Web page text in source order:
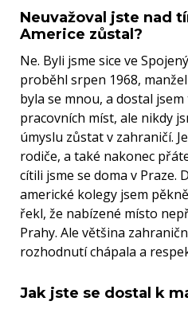
Neuvažoval jste nad
Americe zůstal?
Ne. Byli jsme sice ve
proběhl srpen 1968,
byla se mnou, a dostal
pracovních míst, ale nikdy
úmyslu zůstat v zahraničí.
rodiče, a také nakonec
cítili jsme se doma v Praze.
americké kolegy jsem
řekl, že nabízené místo
Prahy. Ale většina
rozhodnutí chápala a
Jak jste se dostal k